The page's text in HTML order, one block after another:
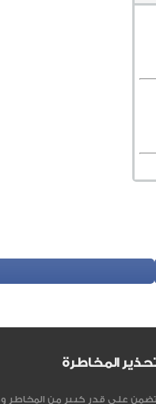
المخاطرة
تتضمن علي قدر كبير من المخاطر